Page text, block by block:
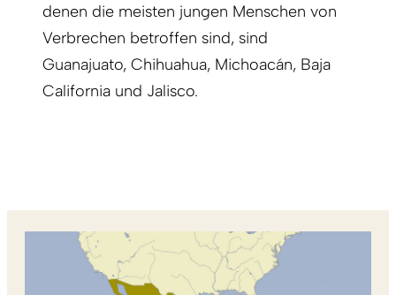
denen die meisten jungen Menschen von
Verbrechen betroffen sind, sind
Guanajuato, Chihuahua, Michoacán, Baja
California und Jalisco.